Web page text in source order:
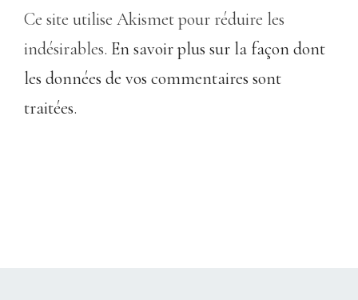
Ce site utilise Akismet pour réduire les
indésirables. En savoir plus sur la façon dont
les données de vos commentaires sont
traitées.